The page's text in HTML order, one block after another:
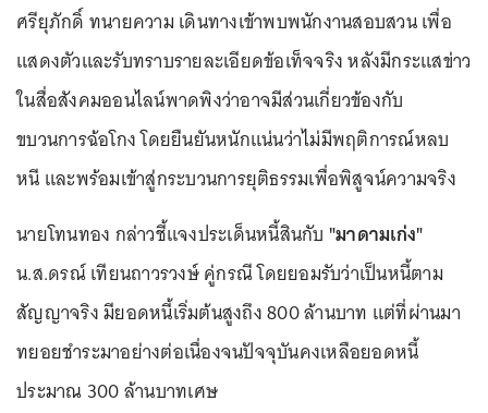
ศรียุภักดิ์ ทนายความ เดินทางเข้าพบพนักงานสอบสวน เพื่อ
แสดงตัวและรับทราบรายละเอียดข้อเท็จจริง หลังมีกระแสข่าว
ในสื่อสังคมออนไลน์พาดพิงว่าอาจมีส่วนเกี่ยวข้องกับ
ขบวนการฉ้อโกง โดยยืนยันหนักแน่นว่าไม่มีพฤติการณ์หลบ
หนี และพร้อมเข้าสู่กระบวนการยุติธรรมเพื่อพิสูจน์ความจริง
นายโทนทอง กล่าวชี้แจงประเด็นหนี้สินกับ "มาดามเก่ง"
น.ส.ดรณ์ เทียนถาวรวงษ์ คู่กรณี โดยยอมรับว่าเป็นหนี้ตาม
สัญญาจริง มียอดหนี้เริ่มต้นสูงถึง 800 ล้านบาท แต่ที่ผ่านมา
ทยอยชำระมาอย่างต่อเนื่องจนปัจจุบันคงเหลือยอดหนี้
ประมาณ 300 ล้านบาทเศษ